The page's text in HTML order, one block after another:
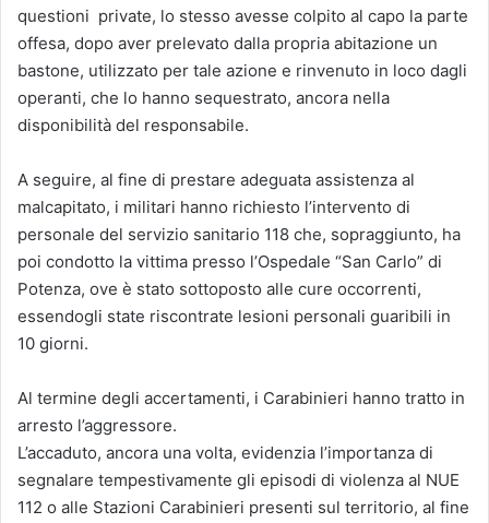
questioni private, lo stesso avesse colpito al capo la parte
offesa, dopo aver prelevato dalla propria abitazione un
bastone, utilizzato per tale azione e rinvenuto in loco dagli
operanti, che lo hanno sequestrato, ancora nella
disponibilità del responsabile.
A seguire, al fine di prestare adeguata assistenza al
malcapitato, i militari hanno richiesto l’intervento di
personale del servizio sanitario 118 che, sopraggiunto, ha
poi condotto la vittima presso l’Ospedale “San Carlo” di
Potenza, ove è stato sottoposto alle cure occorrenti,
essendogli state riscontrate lesioni personali guaribili in
10 giorni.
Al termine degli accertamenti, i Carabinieri hanno tratto in
arresto l’aggressore.
L’accaduto, ancora una volta, evidenzia l’importanza di
segnalare tempestivamente gli episodi di violenza al NUE
112 o alle Stazioni Carabinieri presenti sul territorio, al fine